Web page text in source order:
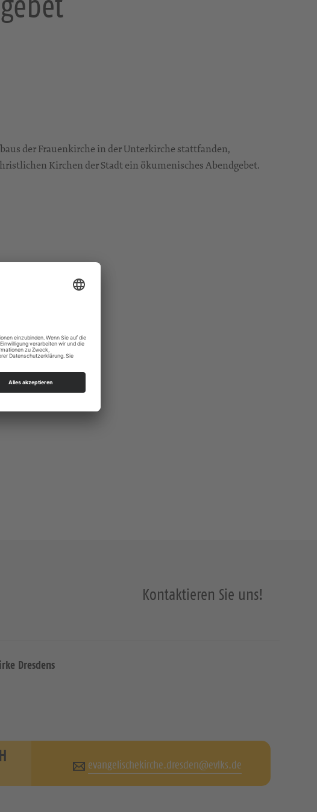
der Frauenkirche in der Unterkirche stattfanden,
Kirchen der Stadt ein ökumenisches Abendgebet.
Kontaktieren Sie uns!
Dresdens
evangelischekirche.dresden@evlks.de